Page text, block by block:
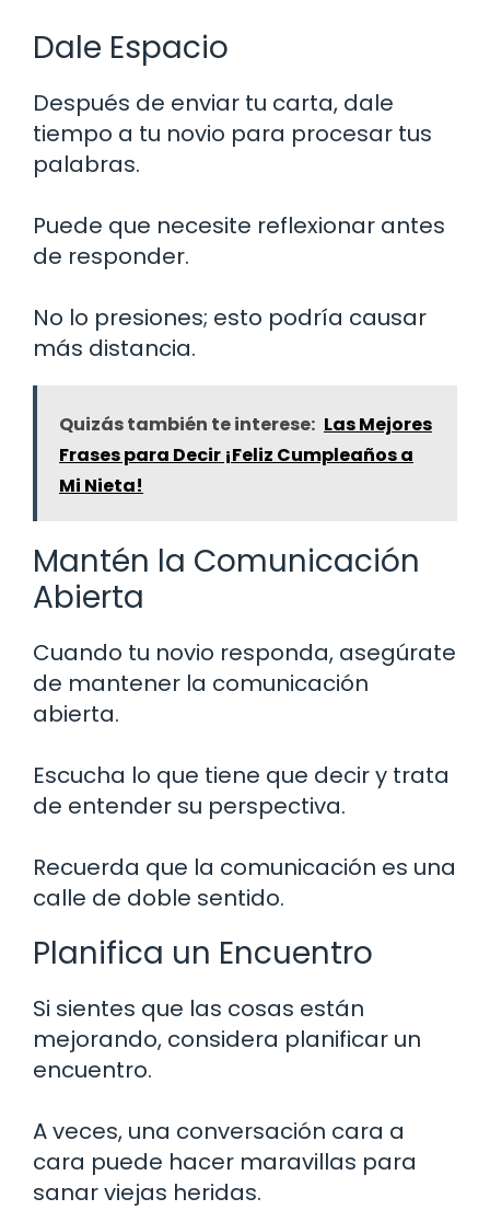
Dale Espacio
Después de enviar tu carta, dale
tiempo a tu novio para procesar tus
palabras.
Puede que necesite reflexionar antes
de responder.
No lo presiones; esto podría causar
más distancia.
Quizás también te interese: Las Mejores
Frases para Decir ¡Feliz Cumpleaños a
Mi Nieta!
Mantén la Comunicación
Abierta
Cuando tu novio responda, asegúrate
de mantener la comunicación
abierta.
Escucha lo que tiene que decir y trata
de entender su perspectiva.
Recuerda que la comunicación es una
calle de doble sentido.
Planifica un Encuentro
Si sientes que las cosas están
mejorando, considera planificar un
encuentro.
A veces, una conversación cara a
cara puede hacer maravillas para
sanar viejas heridas.